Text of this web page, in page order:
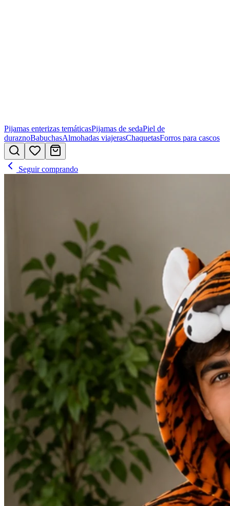
Pijamas enterizas temáticasPijamas de sedaPiel de
duraznoBabuchasAlmohadas viajerasChaquetasForros para cascos
Seguir comprando